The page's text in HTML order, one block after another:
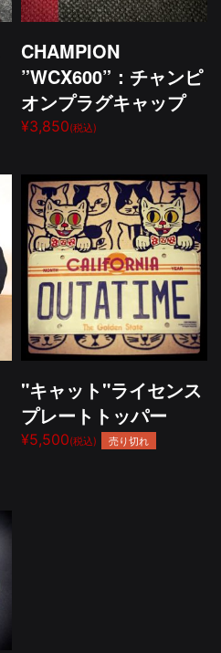
CHAMPION
”WCX600”：チャンピ
オンプラグキャップ
¥3,850(税込)
"キャット"ライセンス
プレートトッパー
¥5,500(税込) 売り切れ